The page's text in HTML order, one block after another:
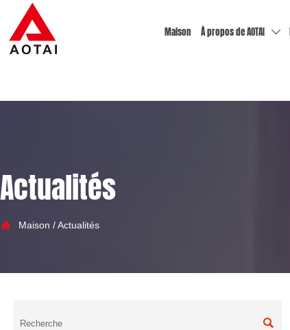
Maison À propos de AOTAI 
Actualités
 Maison /Actualités
